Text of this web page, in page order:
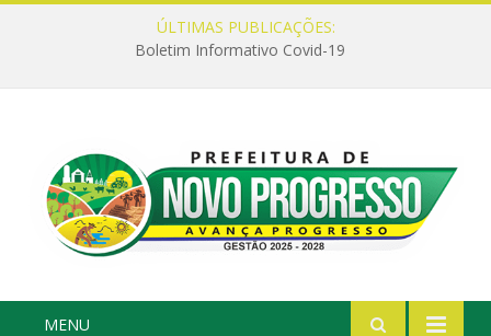
ÚLTIMAS PUBLICAÇÕES:
Boletim Informativo Covid-19
MENU